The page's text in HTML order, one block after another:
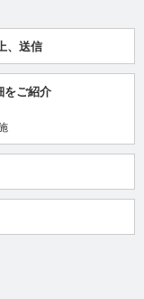
、送信
をご紹介